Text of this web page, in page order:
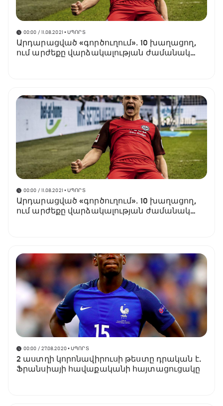
00:00 / 11.08.2021 • ՍՊՈՐՏ
Արդարացված «գործուղում»․ 10 խաղացող,
ում արժեքը վարձակալության ժամանակ
00:00 / 11.08.2021 • ՍՊՈՐՏ
Արդարացված «գործուղում»․ 10 խաղացող,
ում արժեքը վարձակալության ժամանակ
00:00 / 27.08.2020• ՍՊՈՐՏ
2 աստղի կորոնավիրուսի թեստը դրական է.
Ֆրանսիայի հավաքականի հայտացուցակը